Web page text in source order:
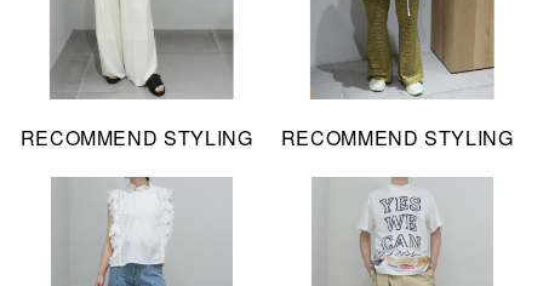
RECOMMEND STYLING RECOMMEND STYLING